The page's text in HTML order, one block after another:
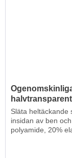
Släta heltäckande
insidan av ben
polyamide, 20%